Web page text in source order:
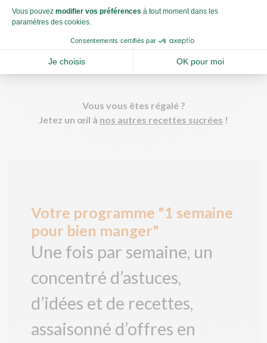
Un fois le gâteau cuit, laissez-le tiédir. Nappez-le du
glaçage au chocolat et, si vous souhaitez que le glaçage
se fige, placez le tout au réfrigérateur.
Vous vous êtes régalé ?
Jetez un œil à nos autres recettes sucrées !
Votre programme "1 semaine
pour bien manger"
Une fois par semaine, un
concentré d’astuces,
d’idées et de recettes,
assaisonné d’offres en